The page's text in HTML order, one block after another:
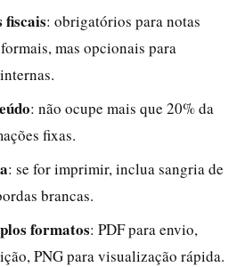
fiscais: obrigatórios para notas
mas opcionais para
: não ocupe mais que 20% da
fixas.
: se for imprimir, inclua sangria de
brancas.
formatos: PDF para envio,
PNG para visualização rápida.